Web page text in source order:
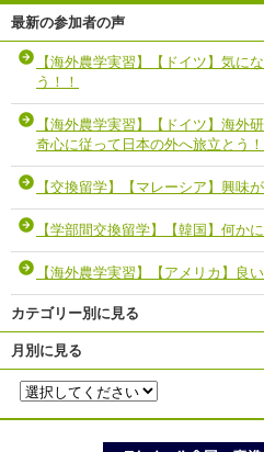
最新の参加者の声
【海外農学実習】【ドイツ】気に
う！！
【海外農学実習】【ドイツ】海外
奇心に従って日本の外へ旅立とう！
【交換留学】【マレーシア】興味
【学部間交換留学】【韓国】何か
【海外農学実習】【アメリカ】良
カテゴリー別に見る
月別に見る